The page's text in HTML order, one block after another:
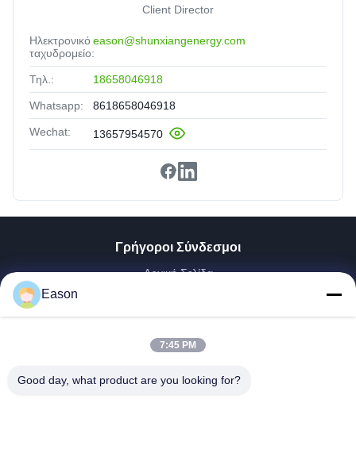
Client Director
Ηλεκτρονικό
ταχυδρομείο:
eason@shunxiangenergy.com
Τηλ.: 18658046918
Whatsapp: 8618658046918
Wechat: 13657954570
Γρήγοροι Σύνδεσμοι
Αρχική Σελίδα
Βίντεο
Γύρος Εργοστασίων
Ποιοτικός Έλεγχος
Eason
7:45 PM
Good day, what product are you looking for?